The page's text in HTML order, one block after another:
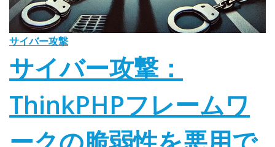
サイバー攻撃
サイバー攻撃：
ThinkPHPフレームワ